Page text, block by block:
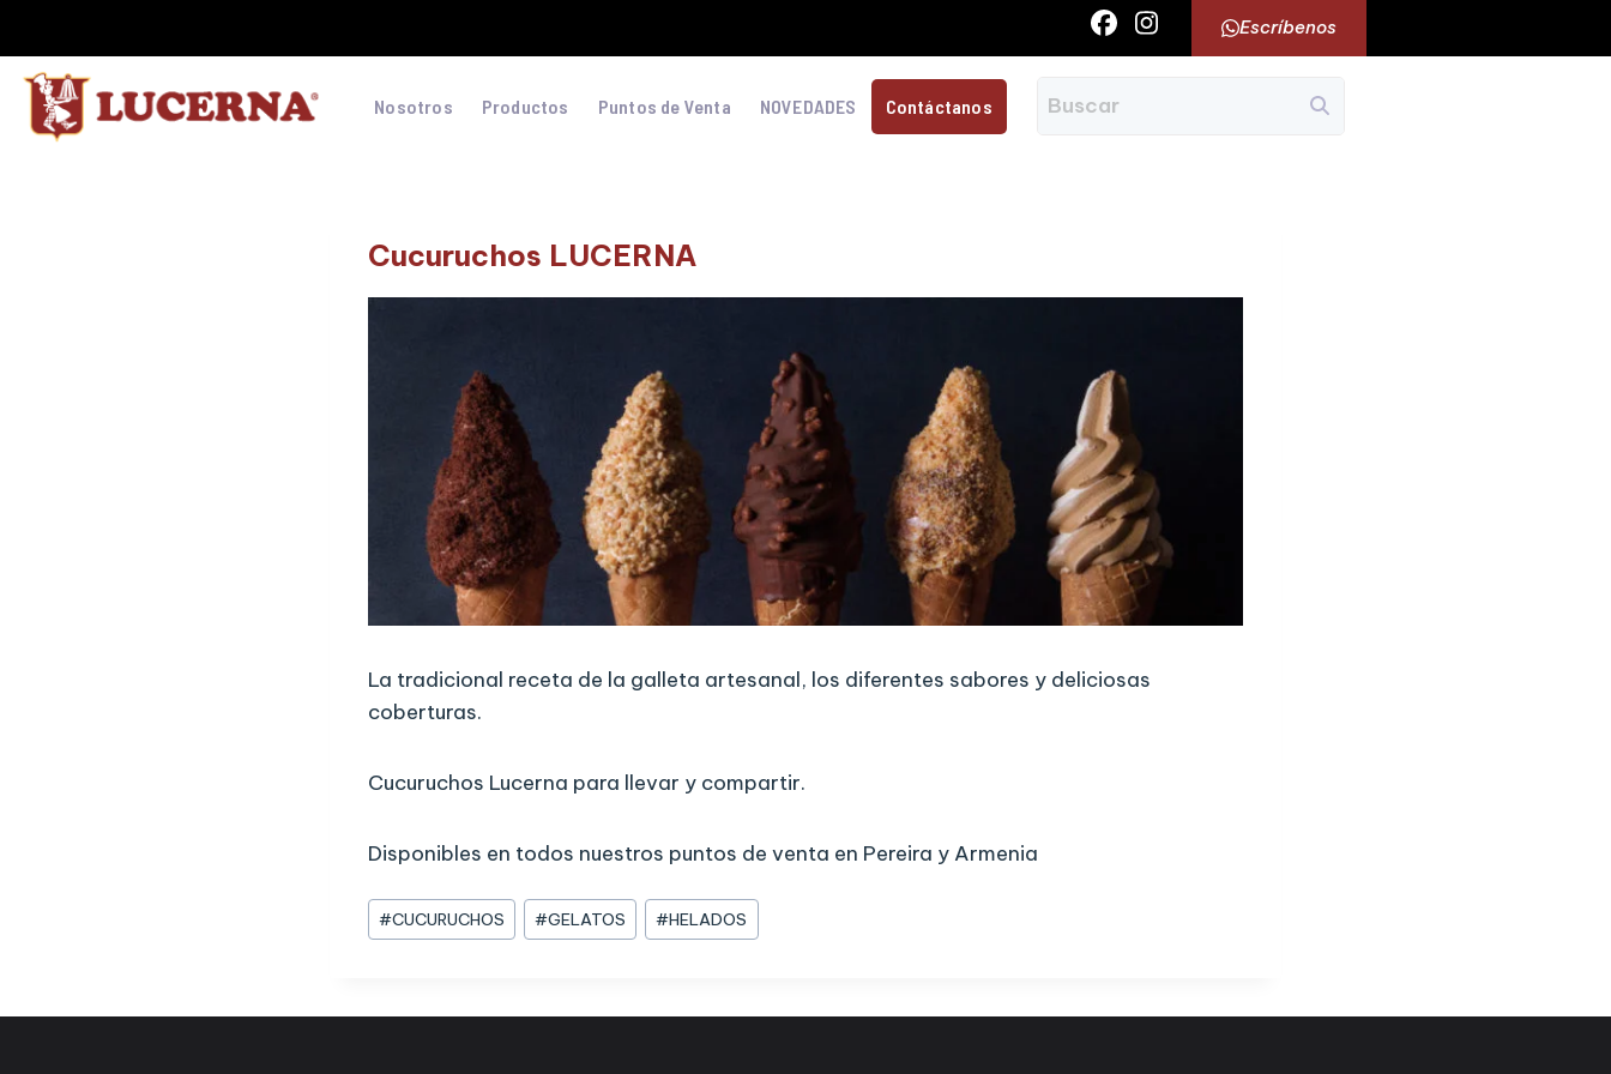
Escríbenos
Nosotros Productos Puntos de Venta NOVEDADES Contáctanos
Cucuruchos LUCERNA
La tradicional receta de la galleta artesanal, los diferentes sabores y deliciosas
coberturas.
Cucuruchos Lucerna para llevar y compartir.
Disponibles en todos nuestros puntos de venta en Pereira y Armenia
#CUCURUCHOS #GELATOS #HELADOS